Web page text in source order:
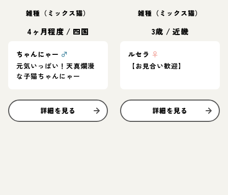
雑種（ミックス猫）
4ヶ月程度 / 四国
ちゃんにゃー ♂
元気いっぱい！天真爛漫
な子猫ちゃんにゃー
詳細を見る
雑種（ミックス猫）
3歳 / 近畿
ルセラ ♀
【お見合い歓迎】
詳細を見る